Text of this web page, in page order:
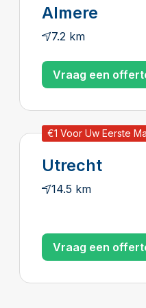
Almere
7.2 km
Vraag een
€1 Voor Uw Eerste
Utrecht
14.5 km
Vraag een